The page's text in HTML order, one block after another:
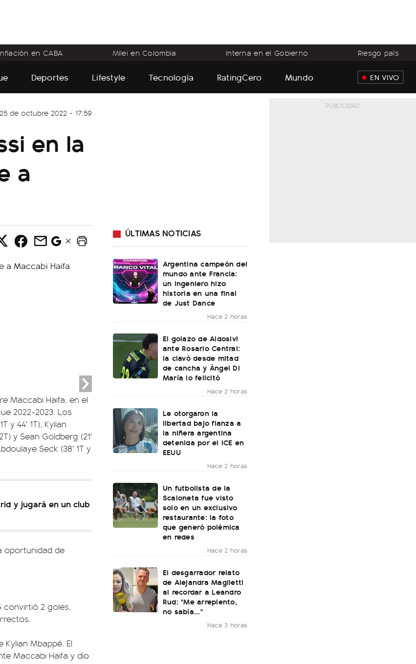
en CABA Milei en Colombia Interna en el Gobierno Riesgo país
Deportes Lifestyle Tecnología RatingCero Mundo EN VIVO
25 de octubre 2022 - 17:59
en la
a
Maccabi Haifa, en el
2022-2023. Los
y 44' 1T), Kylian
y Sean Goldberg (21'
Seck (38' 1T y
y jugará en un club
oportunidad de
convirtió 2 goles,
Mbappé. El
Maccabi Haifa y dio
ÚLTIMAS NOTICIAS
Argentina campeón del
mundo ante Francia:
un ingeniero hizo
historia en una final
de Just Dance
Hace 2 horas
El golazo de Aldosivi
ante Rosario Central:
la clavó desde mitad
de cancha y Ángel Di
María lo felicitó
Hace 2 horas
Le otorgaron la
libertad bajo fianza a
la niñera argentina
detenida por el ICE en
EEUU
Hace 2 horas
Un futbolista de la
Scaloneta fue visto
solo en un exclusivo
restaurante: la foto
que generó polémica
en redes
Hace 2 horas
El desgarrador relato
de Alejandra Maglietti
al recordar a Leandro
Rud: "Me arrepiento,
no sabía..."
Hace 3 horas